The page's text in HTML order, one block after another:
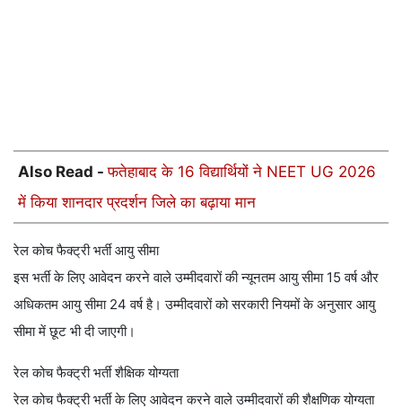
Also Read -फतेहाबाद के 16 विद्यार्थियों ने NEET UG 2026
में किया शानदार प्रदर्शन जिले का बढ़ाया मान
रेल कोच फैक्ट्री भर्ती आयु सीमा
इस भर्ती के लिए आवेदन करने वाले उम्मीदवारों की न्यूनतम आयु सीमा 15 वर्ष और
अधिकतम आयु सीमा 24 वर्ष है। उम्मीदवारों को सरकारी नियमों के अनुसार आयु
सीमा में छूट भी दी जाएगी।
रेल कोच फैक्ट्री भर्ती शैक्षिक योग्यता
रेल कोच फैक्ट्री भर्ती के लिए आवेदन करने वाले उम्मीदवारों की शैक्षणिक योग्यता